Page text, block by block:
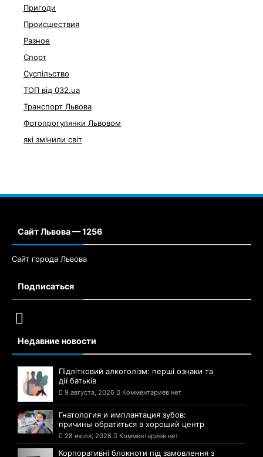
Пригоди
Происшествия
Разное
Спорт
Суспільство
ТОП від 032.ua
Транспорт Львова
Фотопрогулянки Львовом
які змінили світ
Сайт Львова — 1256
Сайт города Львова
Подписаться
Недавние новости
Підлітковий алкоголізм: перші ознаки та
дії батьків
9 августа, 2026 Комментариев нет
Гнатология и имплантация зубов:
причины обратиться в хороший центр
28 июля, 2026 Комментариев нет
Корпоративні блокноти під замовлення з